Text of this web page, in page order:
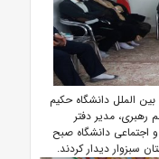
الملل دانشگاه حکیم
رهبری، مدیر دفتر
اجتماعی دانشگاه صبح
سبزوار دیدار کردند.